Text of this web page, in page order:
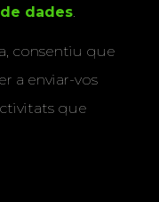
dades.
consentiu que
a enviar-vos
que